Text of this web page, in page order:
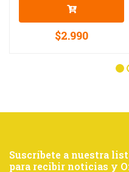
$2.990
Suscríbete a nuestra
para recibir noticias y